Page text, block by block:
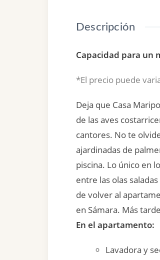
Descripción
Capacidad para un
*El precio puede
Deja que Casa
de las aves
cantores. No te
ajardinadas de
piscina. Lo único en
entre las olas
de volver al
en Sámara. Más
En el apartamento:
Lavadora y